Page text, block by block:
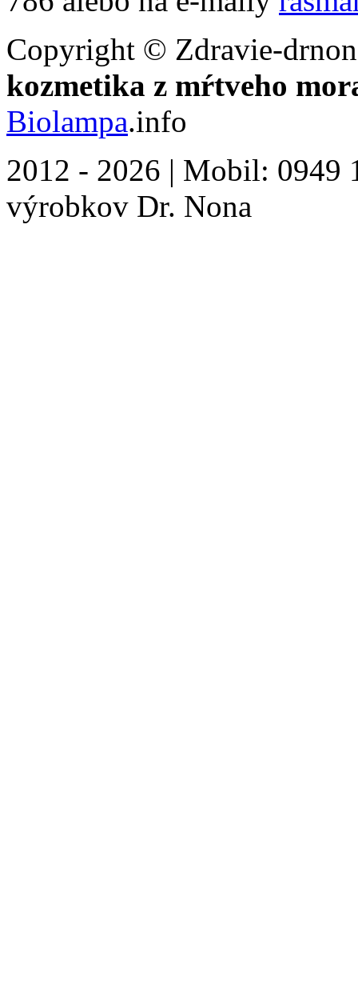
Copyright © Zdravie-
kozmetika z mŕtveho
Biolampa.info
2012 - 2026 | Mobil: 0949
výrobkov Dr. Nona